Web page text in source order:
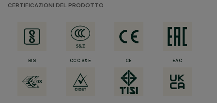
CERTIFICAZIONI DEL PRODOTTO
BIS CCC S&E CE EAC